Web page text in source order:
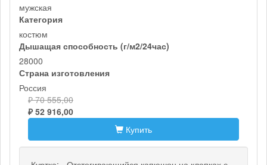
мужская
Категория
костюм
Дышащая способность (г/м2/24час)
28000
Страна изготовления
Россия
₽ 70 555,00
₽ 52 916,00
Купить